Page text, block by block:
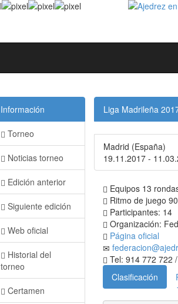
Información
Torneo
Noticias torneo
Edición anterior
Siguiente edición
Web oficial
Historial del
torneo
Certamen
Liga Madrileña
Madrid (España)
19.11.2017 -
Equipos 13
Ritmo de juego
Participantes: 14
Organización:
Página oficial
Tel: 914 772 722
Clasificación